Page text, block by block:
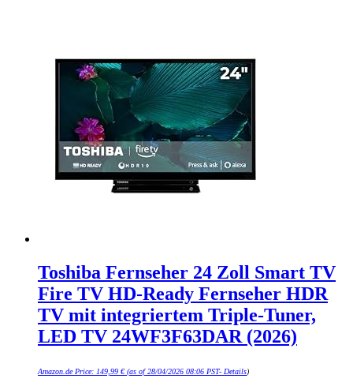
Toshiba Fernseher 24 Zoll Smart TV
Fire TV HD-Ready Fernseher HDR
TV mit integriertem Triple-Tuner,
LED TV 24WF3F63DAR (2026)
Amazon.de Price: 149,99 €(as of 28/04/2026 08:06 PST- Details)